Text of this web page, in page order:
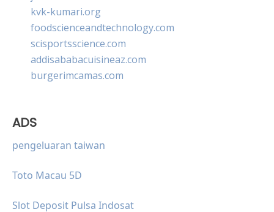
kvk-kumari.org
foodscienceandtechnology.com
scisportsscience.com
addisababacuisineaz.com
burgerimcamas.com
ADS
pengeluaran taiwan
Toto Macau 5D
Slot Deposit Pulsa Indosat